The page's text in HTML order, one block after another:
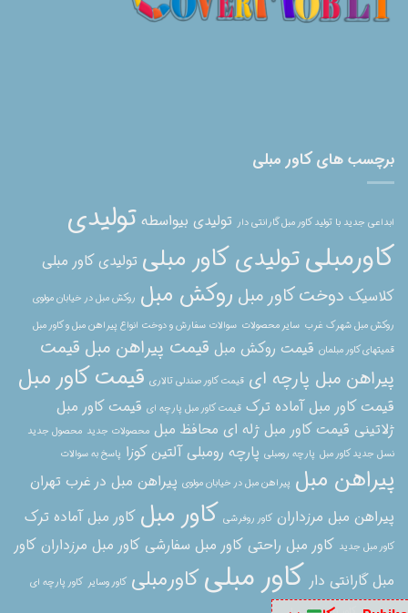
برچسب های کاور مبلی
ابداعی جدید با تولید کاور مبل گارانتی دار تولیدی بیواسطه تولیدی
کاورمبلیتولیدی کاور مبلی تولیدی کاور مبلی
کلاسیک دوخت کاور مبل روکش مبل روکش مبل در خیابان مولوی
روکش مبل شهرک غرب سایر محصولات سوالات سفارش و دوخت انواع پیراهن مبل و کاور مبل
قمیتهای کاور مبلمان قیمت روکش مبل قیمت پیراهن مبل قیمت
پیراهن مبل پارچه ای قیمت کاور صندلی تالاری قیمت کاور مبل
قیمت کاور مبل آماده ترک قیمت کاور مبل پارچه ای قیمت کاور مبل
ژلاتینی قیمت کاور مبل ژله ای محافظ مبل محصولات جدید محصول جدید
نسل جدید کاور مبل پارچه رومبلی پارچه رومبلی آلتین کوزا پاسخ به سوالات
پیراهن مبل پیراهن مبل در خیابان مولوی پیراهن مبل در غرب تهران
پیراهن مبل مرزداران کاور روفرشی کاور مبل کاور مبل آماده ترک
کاور مبل جدید کاور مبل راحتی کاور مبل سفارشی کاور مبل مرزداران کاور
مبل گارانتی دار کاور مبلیکاورمبلی کاور وسایر کاور پارچه ای